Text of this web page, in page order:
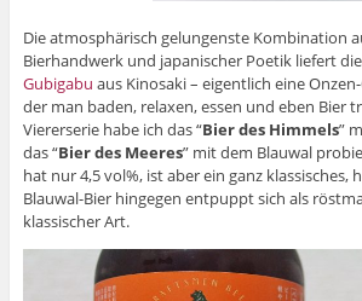
Die atmosphärisch gelungenste Kombination
Bierhandwerk und japanischer Poetik liefert
Gubigabu aus Kinosaki – eigentlich eine
der man baden, relaxen, essen und eben Bier
Viererserie habe ich das “Bier des Himmels”
das “Bier des Meeres” mit dem Blauwal
hat nur 4,5 vol%, ist aber ein ganz klassisches,
Blauwal-Bier hingegen entpuppt sich als
klassischer Art.